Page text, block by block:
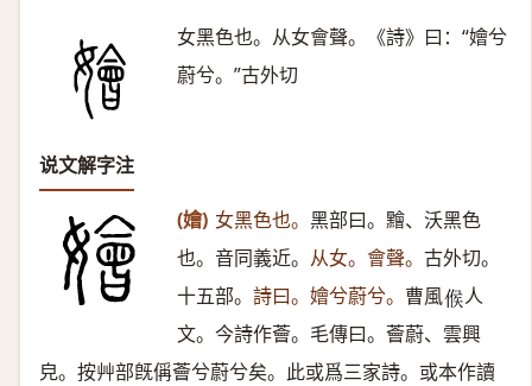
女黑色也。从女會聲。《詩》曰：“嬒兮
蔚兮。”古外切
说文解字注
(嬒) 女黑色也。 黑部曰。䵳、沃黑色
也。音同義近。 从女。會聲。 古外切。
十五部。 詩曰。嬒兮蔚兮。 曹風𠋫 人
文。今詩作薈。毛傳曰。薈蔚、雲興
皃。按艸部旣偁薈兮蔚兮矣。此或爲三家詩。或本作讀